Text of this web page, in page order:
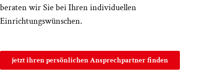
beraten wir Sie bei Ihren individuellen
Einrichtungswünschen.
jetzt ihren persönlichen Ansprechpartner finden